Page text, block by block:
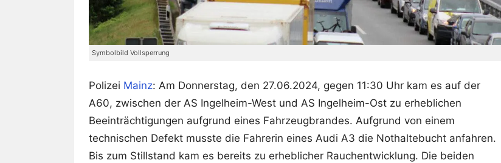
Symbolbild Vollsperrung
Polizei Mainz: Am Donnerstag, den 27.06.2024, gegen 11:30 Uhr kam es auf der
A60, zwischen der AS Ingelheim-West und AS Ingelheim-Ost zu erheblichen
Beeinträchtigungen aufgrund eines Fahrzeugbrandes. Aufgrund von einem
technischen Defekt musste die Fahrerin eines Audi A3 die Nothaltebucht anfahren.
Bis zum Stillstand kam es bereits zu erheblicher Rauchentwicklung. Die beiden